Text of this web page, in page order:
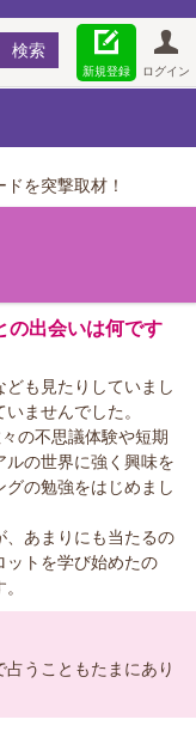
ログイン
新規登録
を突撃取材！
の出会いは何です
も見たりしていまし
ませんでした。
の不思議体験や短期
の世界に強く興味を
の勉強をはじめまし
、あまりにも当たるの
ットを学び始めたの
うこともたまにあり